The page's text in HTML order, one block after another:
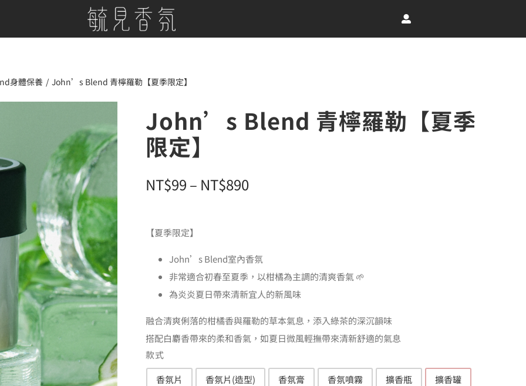
身體保養 John’s Blend 青檸羅勒【夏季限定】
John’s Blend 青檸羅勒【夏季
限定】
NT$99 – NT$890價
NT$99
到
【夏季限定】
John’s Blend室內香氛
非常適合初春至夏季，以柑橘為主調的清爽香氣 🌱
為炎炎夏日帶來清新宜人的新風味
融合清爽俐落的柑橘香與羅勒的草本氣息，添入綠茶的深沉韻味
搭配白麝香帶來的柔和香氣，如夏日微風輕撫帶來清新舒適的氣息
款式
香氛片 香氛片(造型) 香氛膏 香氛噴霧 擴香瓶 擴香罐